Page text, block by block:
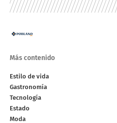
Más contenido
Estilo de vida
Gastronomía
Tecnología
Estado
Moda